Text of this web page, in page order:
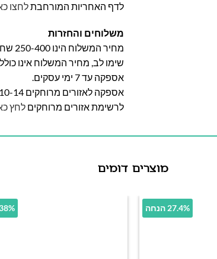
לדף האחריות המורחבתלחצו
משלוחים והחזרות
מחיר המשלוח הינו 250-400 שח וייקבע על פי אזור מגוריכם.
שימו לב, מחיר המשלוח אינו
אספקה עד 7 ימי עסקים.
אספקה לאזורים מרוחקים 10-14 ימי עסקים
לרשימת אזורים מרוחקים לחץ
מוצרים דומים
27.4% הנחה